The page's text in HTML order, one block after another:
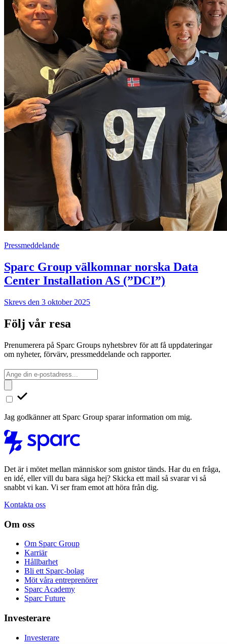
Pressmeddelande
Sparc Group välkomnar norska Data
Center Installation AS (”DCI”)
Skrevs den 3 oktober 2025
Följ vår resa
Prenumerera på Sparc Groups nyhetsbrev för att få uppdateringar
om nyheter, förvärv, pressmeddelande och rapporter.
Jag godkänner att Sparc Group sparar information om mig.
Det är i mötet mellan människor som gnistor tänds. Har du en fråga,
en idé, eller vill du bara säga hej? Skicka ett mail så svarar vi så
snabbt vi kan. Vi ser fram emot att höra från dig.
Kontakta oss
Om oss
Om Sparc Group
Karriär
Hållbarhet
Bli ett Sparc-bolag
Möt våra entreprenörer
Sparc Academy
Sparc Future
Investerare
Investerare